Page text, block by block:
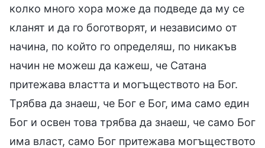
колко много хора може да подведе да му се
кланят и да го боготворят, и независимо от
начина, по който го определяш, по никакъв
начин не можеш да кажеш, че Сатана
притежава властта и могъществото на Бог.
Трябва да знаеш, че Бог е Бог, има само един
Бог и освен това трябва да знаеш, че само Бог
има власт, само Бог притежава могъществото